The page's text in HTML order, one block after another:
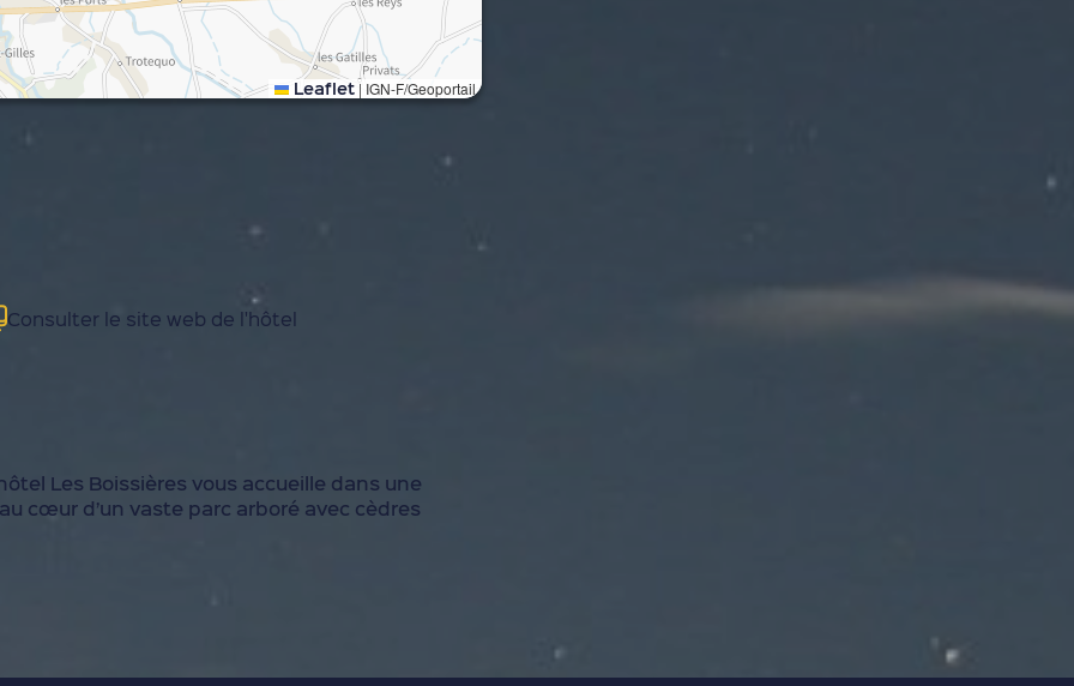
Leaflet | IGN-F/Geoportail
Consulter le site web de l'hôtel
Les Boissières vous accueille dans une
cœur d’un vaste parc arboré avec cèdres